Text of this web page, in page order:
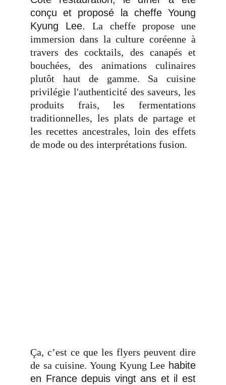
conçu et proposé la cheffe Young
Kyung Lee.La cheffe propose une
immersion dans la culture coréenne à
travers des cocktails, des canapés et
bouchées, des animations culinaires
plutôt haut de gamme. Sa cuisine
privilégie l'authenticité des saveurs, les
produits frais, les fermentations
traditionnelles, les plats de partage et
les recettes ancestrales, loin des effets
de mode ou des interprétations fusion.
Ça, c’est ce que les flyers peuvent dire
de sa cuisine. Young Kyung Lee habite
en France depuis vingt ans et il est